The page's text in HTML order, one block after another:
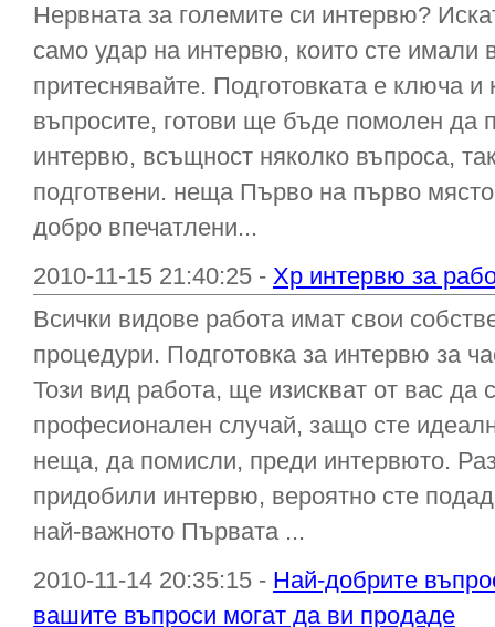
Нервната за големите си интервю?
само удар на интервю, които сте имали
притеснявайте. Подготовката е ключа и
въпросите, готови ще бъде помолен да
интервю, всъщност няколко въпроса,
подготвени. неща Първо на първо
добро впечатлени...
2010-11-15 21:40:25 - Хр интервю за
Всички видове работа имат свои
процедури. Подготовка за интервю за
Този вид работа, ще изискват от вас да
професионален случай, защо сте
неща, да помисли, преди интервюто.
придобили интервю, вероятно сте
най-важното Първата ...
2010-11-14 20:35:15 - Най-добрите
вашите въпроси могат да ви продаде